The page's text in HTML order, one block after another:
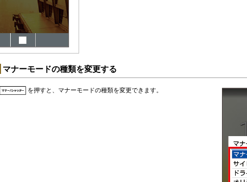
マナーモードの種類を変更する
を押すと、マナーモードの種類を変更できます。